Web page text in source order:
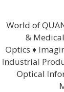
World of
&
Optics ♦
Industrial
Optical